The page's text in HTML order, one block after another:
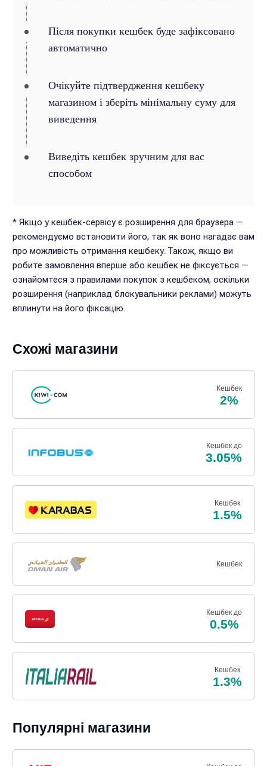
Після покупки кешбек буде зафіксовано
автоматично
Очікуйте підтвердження кешбеку
магазином і зберіть мінімальну суму для
виведення
Виведіть кешбек зручним для вас
способом
* Якщо у кешбек-сервісу є розширення для браузера —
рекомендуємо встановити його, так як воно нагадає вам
про можливість отримання кешбеку. Також, якщо ви
робите замовлення вперше або кешбек не фіксується —
ознайомтеся з правилами покупок з кешбеком, оскільки
розширення (наприклад блокувальники реклами) можуть
вплинути на його фіксацію.
Схожі магазини
Кешбек
2%
Кешбек до
3.05%
Кешбек
1.5%
Кешбек
Кешбек до
0.5%
Кешбек
1.3%
Популярні магазини